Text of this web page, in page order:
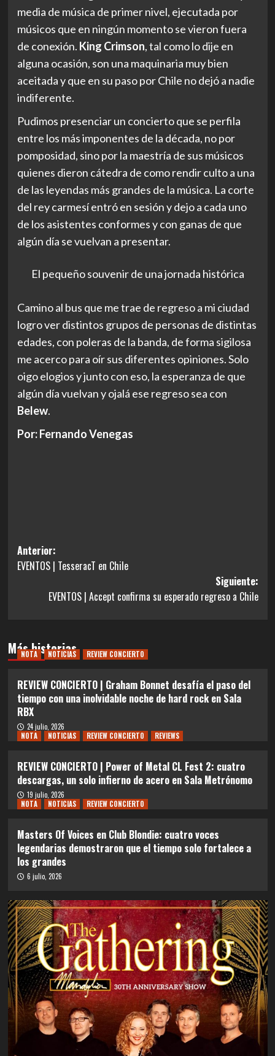
entre los más imponentes de la década, no por
pomposidad, sino por la maestría de sus músicos
quienes dieron cátedra de como rendir culto a una
de las leyendas más grandes de la música. La corte
del rey carmesí entró en sesión y dejo a cada uno
de los asistentes conformes y con ganas de que
El pequeño souvenir de una jornada histórica
Camino al bus que me trae de regreso a mi ciudad
logro ver distintos grupos de personas de distintas
edades, con poleras de la banda, de forma sigilosa
me acerco para oír sus diferentes opiniones. Solo
oigo elogios y junto con eso, la esperanza de que
Belew.
Por: Fernando Venegas
Navegación
de
EVENTOS | TesseracT en Chile
REVIEW CONCIERTO | Graham Bonnet desafía el paso del
tiempo con una inolvidable noche de hard rock en Sala
24 julio, 2026
descargas, un solo infierno de acero en Sala Metrónomo
Masters Of Voices en Club Blondie: cuatro voces
legendarias demostraron que el tiempo solo fortalece a
los grandes